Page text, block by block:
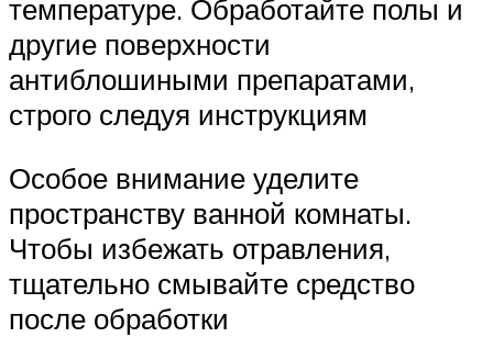
температуре. Обработайте полы и
другие поверхности
антиблошиными препаратами,
строго следуя инструкциям
Особое внимание уделите
пространству ванной комнаты.
Чтобы избежать отравления,
тщательно смывайте средство
после обработки